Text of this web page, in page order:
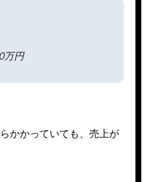
万円
かかっていても、売上が